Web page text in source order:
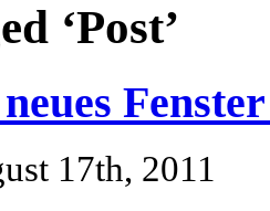
‘Post’
17th, 2011